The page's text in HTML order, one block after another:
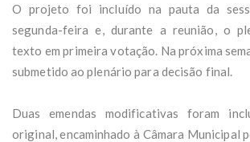
O projeto foi incluído na pauta da
segunda-feira e, durante a reunião, o
texto em primeira votação. Na próxima
submetido ao plenário para decisão final.
Duas emendas modificativas foram
original, encaminhado à Câmara Municipal